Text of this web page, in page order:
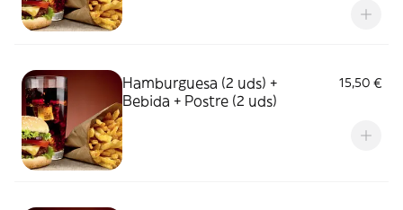
Hamburguesa (2 uds) +
Bebida + Postre (2 uds)
15,50 €